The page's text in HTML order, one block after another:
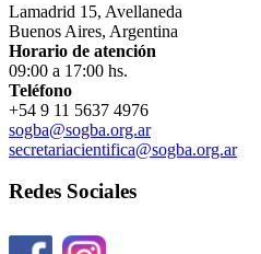
Lamadrid 15, Avellaneda
Buenos Aires, Argentina
Horario de atención
09:00 a 17:00 hs.
Teléfono
+54 9 11 5637 4976
sogba@sogba.org.ar
secretariacientifica@sogba.org.ar
Redes Sociales